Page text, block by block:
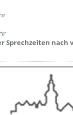
Sprechzeiten nach